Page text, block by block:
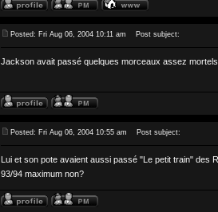
Posted: Fri Aug 06, 2004 10:11 am Post subject:
Jackson avait passé quelques morceaux assez
Posted: Fri Aug 06, 2004 10:55 am Post subject:
Lui et son pote avaient aussi passé "Le petit train" des
93/94 maximum non?